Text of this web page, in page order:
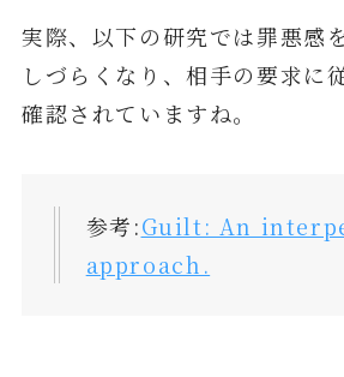
実際、以下の研究では罪悪感
しづらくなり、相手の要求に
確認されていますね。
参考:Guilt: An
approach.